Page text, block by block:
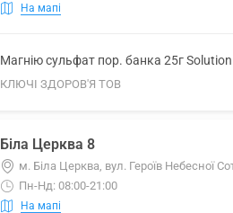
На мапі
Магнію сульфат пор. банка 25г
КЛЮЧІ ЗДОРОВ'Я ТОВ
Біла Церква 8
м. Біла Церква, вул. Героїв Небесної
Пн-Нд: 08:00-21:00
На мапі